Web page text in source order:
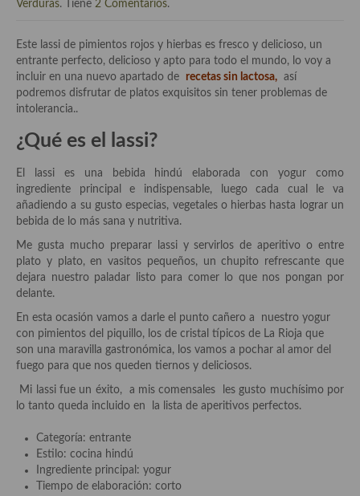
Historia de la gastronomía, platos celebres, cocineros, críticos,
Origen y evolución de la comida
Protocolo y buenas maneras.
Ocio – restaurantes, bares, tabernas
Viajes eno-gastro-turísticos
En El Candelero
Las opiniones de la «Cocinera»
Prensa
Recetas
Airfryer recetas
Aderezos, salsas, vinagretas, especias, hierbas aromáticas o
aditivos
Hierbas aromáticas
Aceites
Verduras. Tiene 2 Comentarios.
Este lassi de pimientos rojos y hierbas es fresco y delicioso, un
entrante perfecto, delicioso y apto para todo el mundo, lo voy a
incluir en una nuevo apartado de recetas sin lactosa, así
podremos disfrutar de platos exquisitos sin tener problemas de
intolerancia..
¿Qué es el lassi?
El lassi es una bebida hindú elaborada con yogur como
ingrediente principal e indispensable, luego cada cual le va
añadiendo a su gusto especias, vegetales o hierbas hasta lograr un
bebida de lo más sana y nutritiva.
Me gusta mucho preparar lassi y servirlos de aperitivo o entre
plato y plato, en vasitos pequeños, un chupito refrescante que
dejara nuestro paladar listo para comer lo que nos pongan por
delante.
En esta ocasión vamos a darle el punto cañero a nuestro yogur
con pimientos del piquillo, los de cristal típicos de La Rioja que
son una maravilla gastronómica, los vamos a pochar al amor del
fuego para que nos queden tiernos y deliciosos.
Mi lassi fue un éxito, a mis comensales les gusto muchísimo por
lo tanto queda incluido en la lista de aperitivos perfectos.
Categoría: entrante
Estilo: cocina hindú
Ingrediente principal: yogur
Tiempo de elaboración: corto